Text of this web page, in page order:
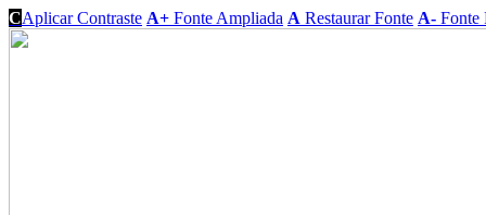
CAplicar Contraste A+ Fonte Ampliada A Restaurar Fonte A- Fonte